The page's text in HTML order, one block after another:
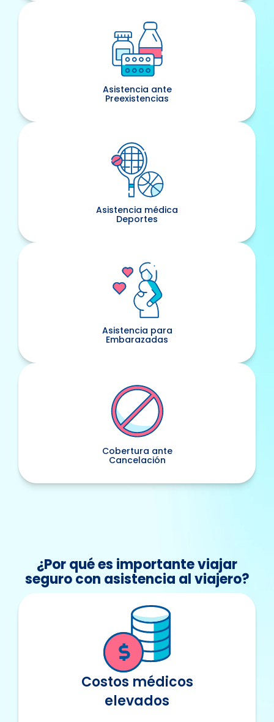
Asistencia ante
Preexistencias
Asistencia médica
Deportes
Asistencia para
Embarazadas
Cobertura ante
Cancelación
¿Por qué es importante viajar
seguro con asistencia al viajero?
Costos médicos
elevados